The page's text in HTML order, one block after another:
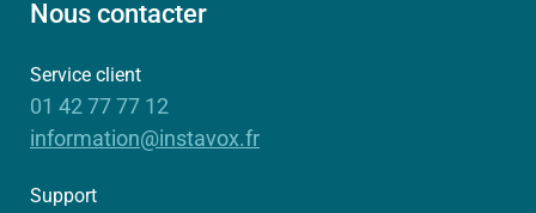
Nous contacter
Service client
01 42 77 77 12
information@instavox.fr
Support